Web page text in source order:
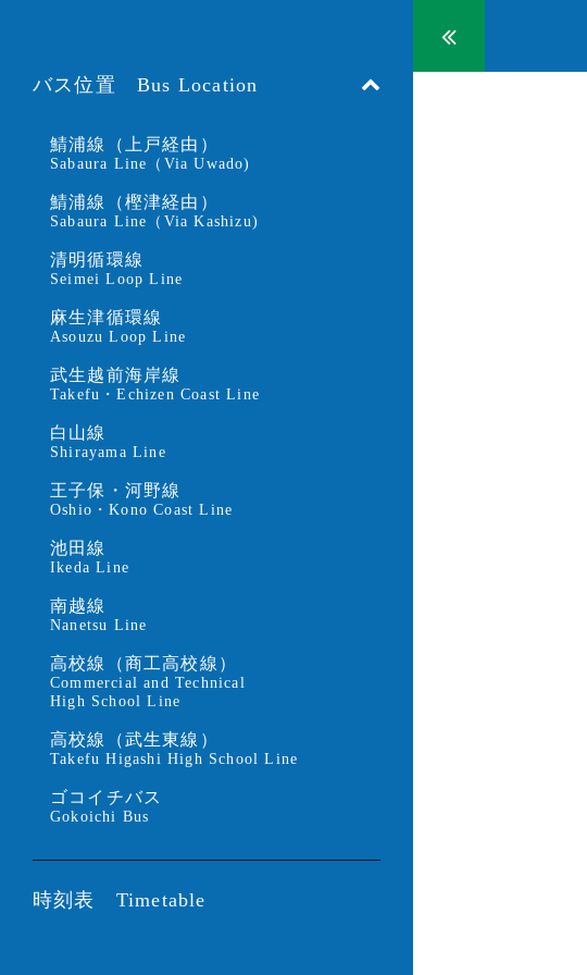
バス位置 Bus Location
鯖浦線（上戸経由）
Sabaura Line（Via Uwado)
鯖浦線（樫津経由）
Sabaura Line（Via Kashizu)
清明循環線
Seimei Loop Line
麻生津循環線
Asouzu Loop Line
武生越前海岸線
Takefu・Echizen Coast Line
白山線
Shirayama Line
王子保・河野線
Oshio・Kono Coast Line
池田線
Ikeda Line
南越線
Nanetsu Line
高校線（商工高校線）
Commercial and Technical
High School Line
高校線（武生東線）
Takefu Higashi High School Line
ゴコイチバス
Gokoichi Bus
時刻表 Timetable